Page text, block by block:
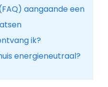
aangaande een
ik?
energieneutraal?